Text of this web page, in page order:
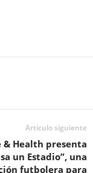
Artículo siguiente
& Health presenta
un Estadio”, una
futbolera para